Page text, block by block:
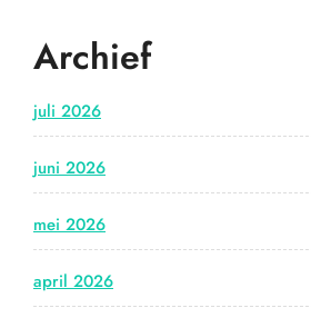
Archief
juli 2026
juni 2026
mei 2026
april 2026